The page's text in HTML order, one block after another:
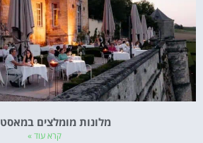
מלונות מומלצים
קרא עוד »